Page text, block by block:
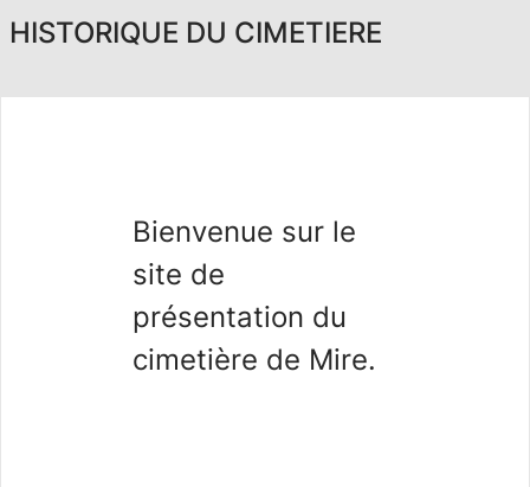
HISTORIQUE DU CIMETIERE
Bienvenue sur le
site de
présentation du
cimetière de Mire.